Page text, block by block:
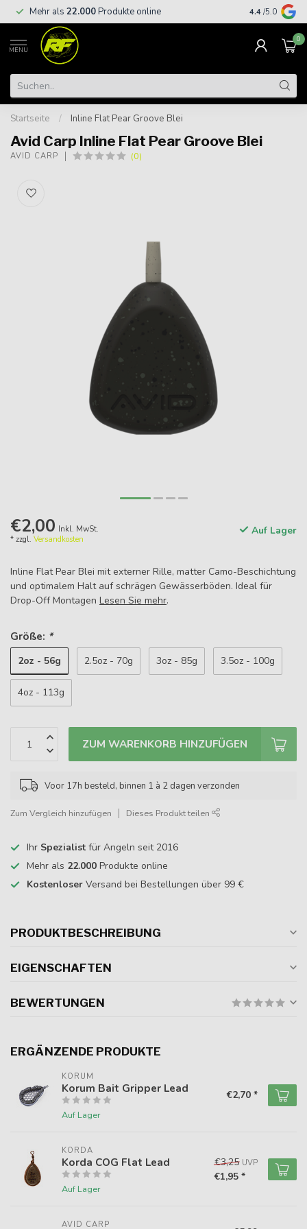
Mehr als 22.000Produkte online Kostenloser
€
4.4 /5.0
MENU
0
Startseite / Inline Flat Pear Groove Blei
Avid Carp Inline Flat Pear Groove Blei
AVID CARP (0)
€2,00 Inkl. MwSt.
* zzgl. Versandkosten
Auf Lager
Inline Flat Pear Blei mit externer Rille, matter Camo-Beschichtung
und optimalem Halt auf schrägen Gewässerböden. Ideal für
Drop-Off Montagen Lesen Sie mehr.
Größe: *
2oz - 56g 2.5oz - 70g 3oz - 85g 3.5oz - 100g
4oz - 113g
ZUM WARENKORB HINZUFÜGEN
Voor 17h besteld, binnen 1 à 2 dagen verzonden
Zum Vergleich hinzufügen Dieses Produkt teilen
Ihr Spezialist für Angeln seit 2016
Mehr als 22.000 Produkte online
Kostenloser Versand bei Bestellungen über 99 €
PRODUKTBESCHREIBUNG
EIGENSCHAFTEN
BEWERTUNGEN
ERGÄNZENDE PRODUKTE
KORUM
Korum Bait Gripper Lead
Auf Lager
€2,70 *
KORDA
Korda COG Flat Lead
Auf Lager
€3,25 UVP
€1,95 *
AVID CARP